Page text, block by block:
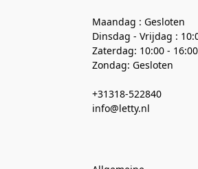
Maandag : Gesloten
Dinsdag - Vrijdag :
Zaterdag: 10:00 - 16:00
Zondag: Gesloten
+31318-522840
info@letty.nl